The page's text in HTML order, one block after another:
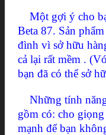
Một gợi ý cho
Beta 87. Sản
đình vì sở hữu
cả lại rất mềm .
bạn đã có thể sở
Những tính năng
gồm có: cho giọng
mạnh để bạn